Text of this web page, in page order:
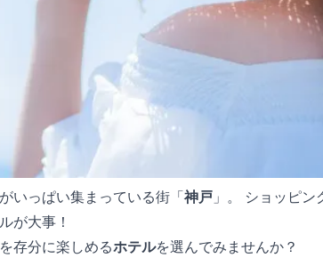
いっぱい集まっている街「 神戸 」。 ショッピン
が大事！
存分に楽しめるホテルを選んでみませんか？